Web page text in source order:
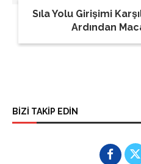
Sıla Yolu Girişimi
Ardından
BİZİ TAKİP EDİN